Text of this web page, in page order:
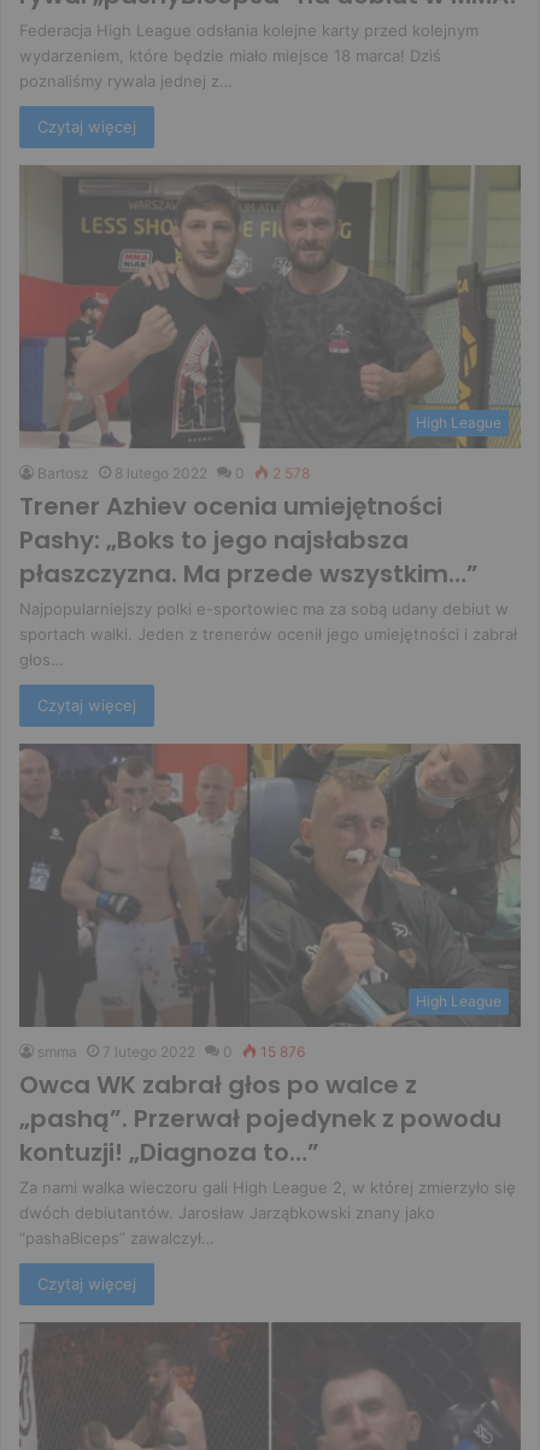
Federacja High League odsłania kolejne karty przed kolejnym
wydarzeniem, które będzie miało miejsce 18 marca! Dziś
poznaliśmy rywala jednej z…
Czytaj więcej
High League
Bartosz 8 lutego 2022 0 2 578
Trener Azhiev ocenia umiejętności
Pashy: „Boks to jego najsłabsza
płaszczyzna. Ma przede wszystkim…”
Najpopularniejszy polki e-sportowiec ma za sobą udany debiut w
sportach walki. Jeden z trenerów ocenił jego umiejętności i zabrał
głos…
Czytaj więcej
High League
smma 7 lutego 2022 0 15 876
Owca WK zabrał głos po walce z
„pashą”. Przerwał pojedynek z powodu
kontuzji! „Diagnoza to…”
Za nami walka wieczoru gali High League 2, w której zmierzyło się
dwóch debiutantów. Jarosław Jarząbkowski znany jako
“pashaBiceps” zawalczył…
Czytaj więcej